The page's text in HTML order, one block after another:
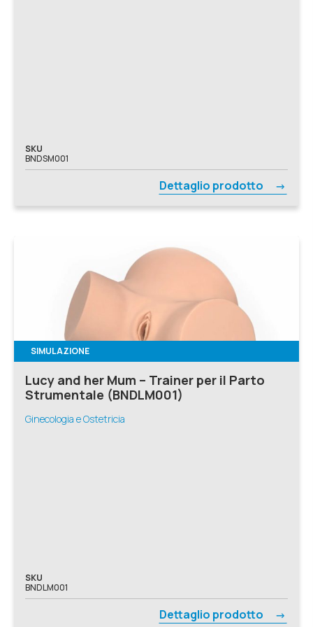
SKU
BNDSM001
Dettaglio prodotto
SIMULAZIONE
Lucy and her Mum – Trainer per il Parto
Strumentale (BNDLM001)
Ginecologia e Ostetricia
SKU
BNDLM001
Dettaglio prodotto